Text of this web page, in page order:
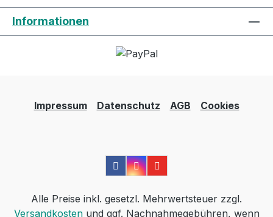
Informationen
Impressum Datenschutz AGB Cookies
Alle Preise inkl. gesetzl. Mehrwertsteuer zzgl.
Versandkostenund ggf. Nachnahmegebühren, wenn